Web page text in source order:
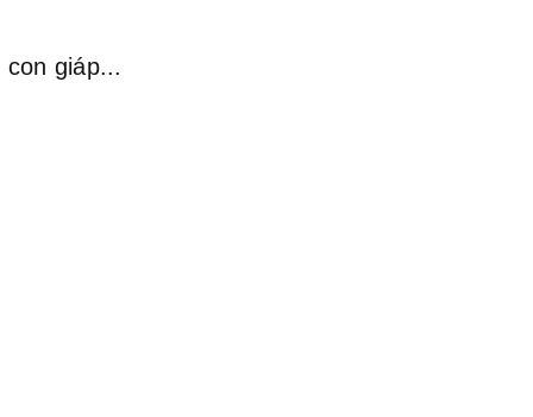
giáp...